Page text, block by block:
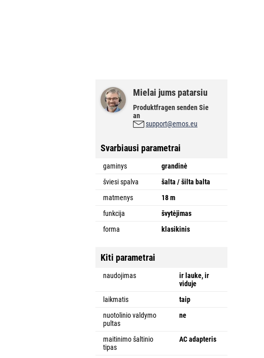
Mielai jums patarsiu
Produktfragen senden Sie
an
support@emos.eu
Svarbiausi parametrai
gaminys
grandinė
šviesi spalva
šalta / šilta balta
matmenys
18 m
funkcija
švytėjimas
forma
klasikinis
Kiti parametrai
naudojimas
ir lauke, ir
viduje
laikmatis
taip
nuotolinio valdymo
pultas
ne
maitinimo šaltinio
tipas
AC adapteris